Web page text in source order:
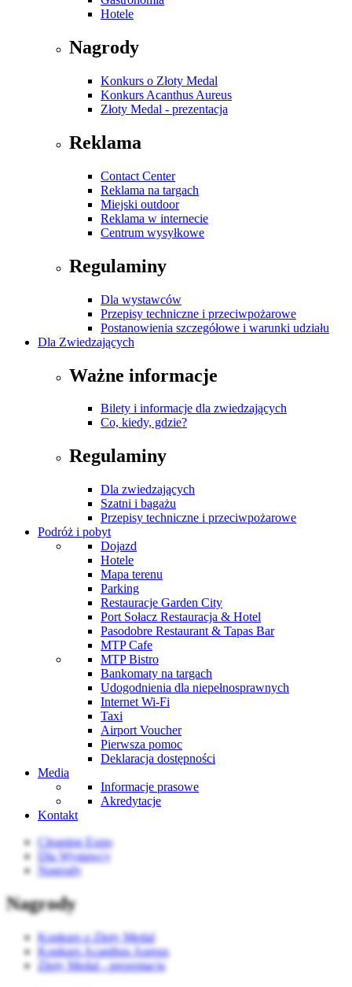
Hotele
Nagrody
Konkurs o Złoty Medal
Konkurs Acanthus Aureus
Złoty Medal - prezentacja
Reklama
Contact Center
Reklama na targach
Miejski outdoor
Reklama w internecie
Centrum wysyłkowe
Regulaminy
Dla wystawców
Przepisy techniczne i przeciwpożarowe
Postanowienia szczegółowe i warunki udziału
Dla Zwiedzających
Ważne informacje
Bilety i informacje dla zwiedzających
Co, kiedy, gdzie?
Regulaminy
Dla zwiedzających
Szatni i bagażu
Przepisy techniczne i przeciwpożarowe
Podróż i pobyt
Dojazd
Hotele
Mapa terenu
Parking
Restauracje Garden City
Port Sołacz Restauracja & Hotel
Pasodobre Restaurant & Tapas Bar
MTP Cafe
MTP Bistro
Bankomaty na targach
Udogodnienia dla niepełnosprawnych
Internet Wi-Fi
Taxi
Airport Voucher
Pierwsza pomoc
Deklaracja dostępności
Media
Informacje prasowe
Akredytacje
Kontakt
Cleaning Expo
Dla Wystawcy
Nagrody
Nagrody
Konkurs o Złoty Medal
Konkurs Acanthus Aureus
Złoty Medal - prezentacja